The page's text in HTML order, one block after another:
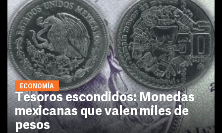
ECONOMÍA
Tesoros escondidos: Monedas
mexicanas que valen miles de
pesos